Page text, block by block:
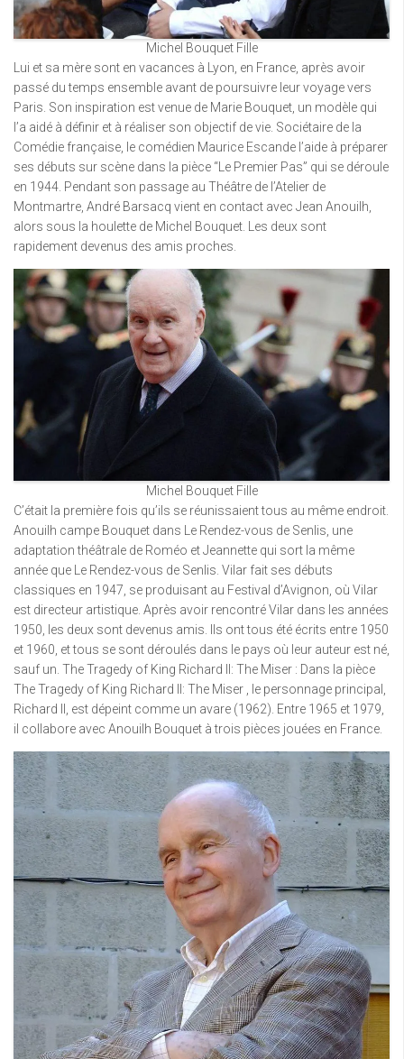
Michel Bouquet Fille
Lui et sa mère sont en vacances à Lyon, en France, après avoir
passé du temps ensemble avant de poursuivre leur voyage vers
Paris. Son inspiration est venue de Marie Bouquet, un modèle qui
l’a aidé à définir et à réaliser son objectif de vie. Sociétaire de la
Comédie française, le comédien Maurice Escande l’aide à préparer
ses débuts sur scène dans la pièce “Le Premier Pas” qui se déroule
en 1944. Pendant son passage au Théâtre de l’Atelier de
Montmartre, André Barsacq vient en contact avec Jean Anouilh,
alors sous la houlette de Michel Bouquet. Les deux sont
rapidement devenus des amis proches.
Michel Bouquet Fille
C’était la première fois qu’ils se réunissaient tous au même endroit.
Anouilh campe Bouquet dans Le Rendez-vous de Senlis, une
adaptation théâtrale de Roméo et Jeannette qui sort la même
année que Le Rendez-vous de Senlis. Vilar fait ses débuts
classiques en 1947, se produisant au Festival d’Avignon, où Vilar
est directeur artistique. Après avoir rencontré Vilar dans les années
1950, les deux sont devenus amis. Ils ont tous été écrits entre 1950
et 1960, et tous se sont déroulés dans le pays où leur auteur est né,
sauf un. The Tragedy of King Richard II: The Miser : Dans la pièce
The Tragedy of King Richard II: The Miser , le personnage principal,
Richard II, est dépeint comme un avare (1962). Entre 1965 et 1979,
il collabore avec Anouilh Bouquet à trois pièces jouées en France.